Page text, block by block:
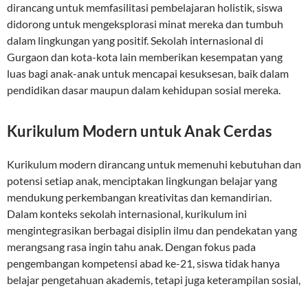
dirancang untuk memfasilitasi pembelajaran holistik, siswa
didorong untuk mengeksplorasi minat mereka dan tumbuh
dalam lingkungan yang positif. Sekolah internasional di
Gurgaon dan kota-kota lain memberikan kesempatan yang
luas bagi anak-anak untuk mencapai kesuksesan, baik dalam
pendidikan dasar maupun dalam kehidupan sosial mereka.
Kurikulum Modern untuk Anak Cerdas
Kurikulum modern dirancang untuk memenuhi kebutuhan dan
potensi setiap anak, menciptakan lingkungan belajar yang
mendukung perkembangan kreativitas dan kemandirian.
Dalam konteks sekolah internasional, kurikulum ini
mengintegrasikan berbagai disiplin ilmu dan pendekatan yang
merangsang rasa ingin tahu anak. Dengan fokus pada
pengembangan kompetensi abad ke-21, siswa tidak hanya
belajar pengetahuan akademis, tetapi juga keterampilan sosial,